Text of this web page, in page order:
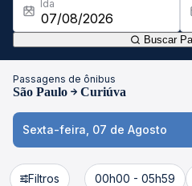
Ida
Buscar
Passagens de ônibus
São Paulo Curiúva
Sexta-feira, 07 de Agosto
Filtros 00h00 - 05h59